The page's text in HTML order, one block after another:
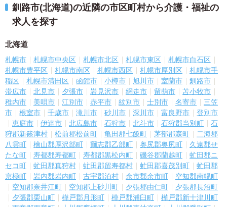
釧路市(北海道)の近隣の市区町村から介護・福祉の
求人を探す
北海道
札幌市 札幌市中央区 札幌市北区 札幌市東区
札幌市白石区
札幌市豊平区
札幌市南区 札幌市西区 札幌市厚別区
札幌市手
稲区
札幌市清田区 函館市 小樽市 旭川市 室蘭市
釧路市
帯広市
北見市 夕張市 岩見沢市 網走市 留萌市
苫小牧市
稚内市
美唄市 江別市 赤平市 紋別市 士別市 名寄市
三笠
市
根室市 千歳市 滝川市 砂川市 深川市 富良野市
登別市
恵庭市
伊達市 北広島市 石狩市 北斗市 石狩郡当別町
石
狩郡新篠津村
松前郡松前町 亀田郡七飯町 茅部郡森町
二海郡
八雲町
檜山郡厚沢部町 爾志郡乙部町 奥尻郡奥尻町
久遠郡せ
たな町
寿都郡寿都町 寿都郡黒松内町 磯谷郡蘭越町
虻田郡ニ
セコ町
虻田郡真狩村 虻田郡留寿都村 虻田郡喜茂別町
虻田郡
京極町
岩内郡岩内町 古宇郡泊村 余市郡余市町
空知郡南幌町
空知郡奈井江町
空知郡上砂川町 夕張郡由仁町
夕張郡長沼町
夕張郡栗山町
樺戸郡月形町 樺戸郡浦臼町
樺戸郡新十津川町